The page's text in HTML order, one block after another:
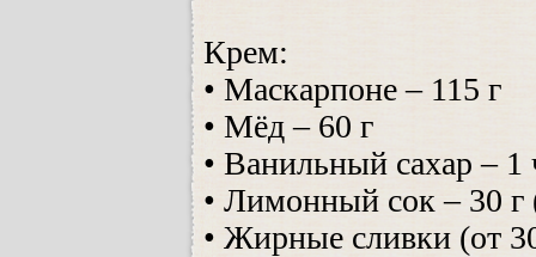
Крем:
• Маскарпоне – 115 г
• Мёд – 60 г
• Ванильный сахар – 1
• Лимонный сок – 30
• Жирные сливки (от